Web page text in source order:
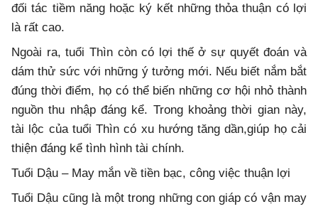
đối tác tiềm năng hoặc ký kết những thỏa thuận có lợi
là rất cao.
Ngoài ra, tuổi Thìn còn có lợi thế ở sự quyết đoán và
dám thử sức với những ý tưởng mới. Nếu biết nắm bắt
đúng thời điểm, họ có thể biến những cơ hội nhỏ thành
nguồn thu nhập đáng kể. Trong khoảng thời gian này,
tài lộc của tuổi Thìn có xu hướng tăng dần,giúp họ cải
thiện đáng kể tình hình tài chính.
Tuổi Dậu – May mắn về tiền bạc, công việc thuận lợi
Tuổi Dậu cũng là một trong những con giáp có vận may